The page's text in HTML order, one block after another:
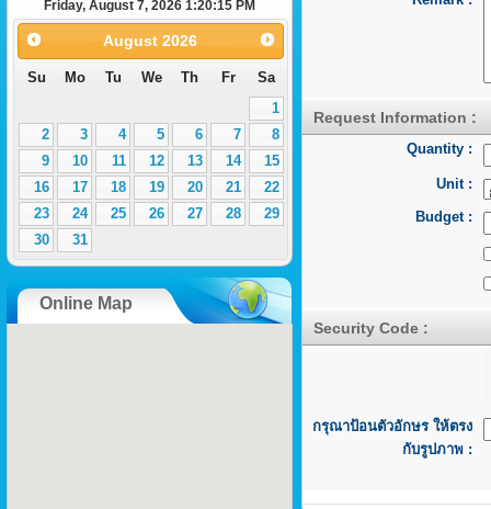
Request Information :
Quantity :
Unit :
Budget :
Security Code :
กรุณาป้อนตัวอักษร ให้ตรง
กับรูปภาพ :
Friday, August 7, 2026 1:20:15 PM
August 2026
Su Mo Tu We Th Fr
Sa
1
2
3 4 5 6 7
8
9
10 11 12 13 14
15
16
17 18 19 20 21
22
23
24 25 26 27 28
29
30
31
Online Map